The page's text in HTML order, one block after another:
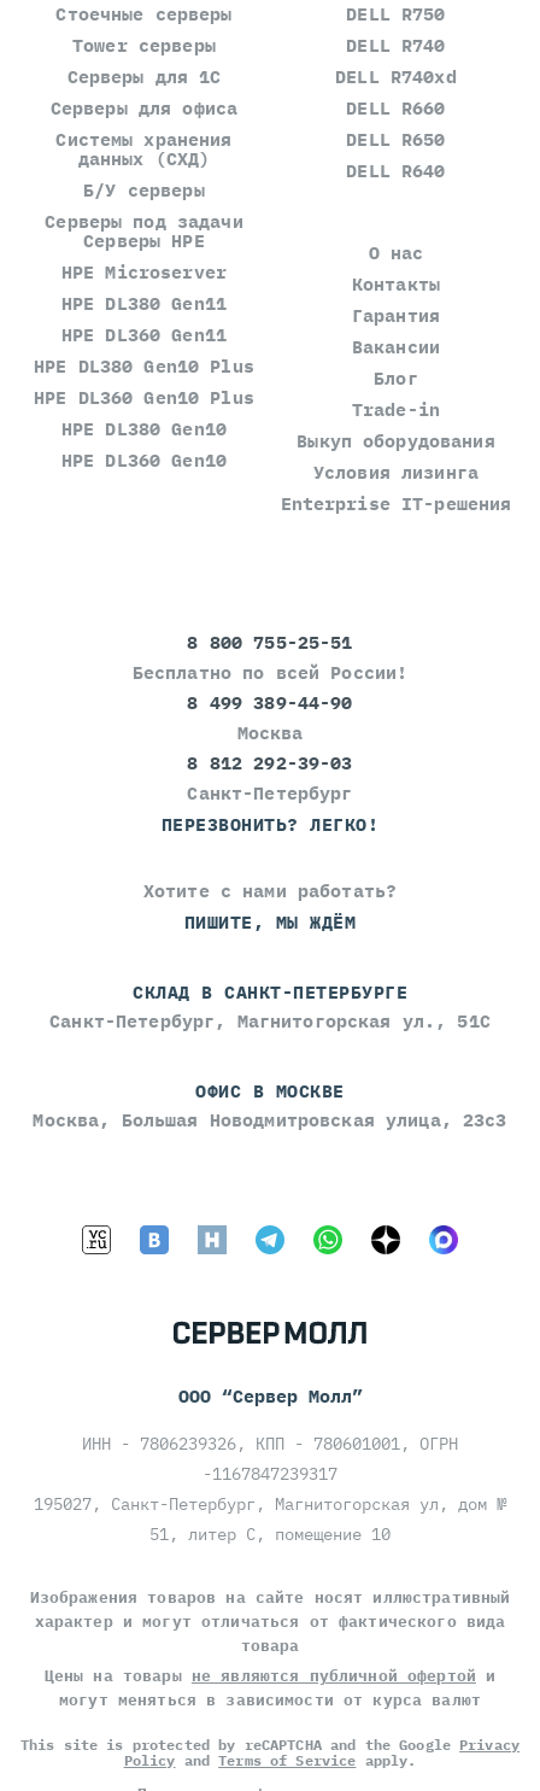
Стоечные серверы
Tower серверы
Серверы для 1С
Серверы для офиса
Системы хранения
данных (СХД)
Б/У серверы
Серверы под задачи
DELL R750
DELL R740
DELL R740xd
DELL R660
DELL R650
DELL R640
Серверы HPE
HPE Microserver
HPE DL380 Gen11
HPE DL360 Gen11
HPE DL380 Gen10 Plus
HPE DL360 Gen10 Plus
HPE DL380 Gen10
HPE DL360 Gen10
О нас
Контакты
Гарантия
Вакансии
Блог
Trade-in
Выкуп оборудования
Условия лизинга
Enterprise IT-решения
8 800 755-25-51
Бесплатно по всей России!
8 499 389-44-90
Москва
8 812 292-39-03
Санкт-Петербург
ПЕРЕЗВОНИТЬ? ЛЕГКО!
Хотите с нами работать?
ПИШИТЕ, МЫ ЖДЁМ
СКЛАД В САНКТ-ПЕТЕРБУРГЕ
Санкт-Петербург, Магнитогорская ул., 51С
ОФИС В МОСКВЕ
Москва, Большая Новодмитровская улица, 23с3
ООО “Сервер Молл”
ИНН - 7806239326, КПП - 780601001, ОГРН
-1167847239317
195027, Санкт-Петербург, Магнитогорская ул, дом №
51, литер С, помещение 10
Изображения товаров на сайте носят иллюстративный
характер и могут отличаться от фактического вида
товара
Цены на товары не являются публичной офертой и
могут меняться в зависимости от курса валют
This site is protected by reCAPTCHA and the Google Privacy
Policy andTerms of Service apply.